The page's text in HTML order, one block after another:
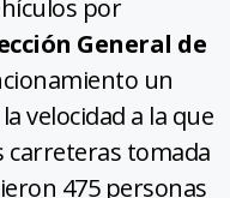
por
General de
un
velocidad a la que
carreteras tomada
475 personas